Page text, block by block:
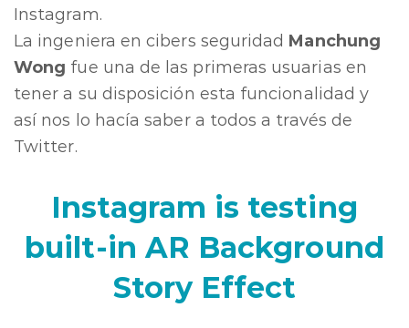
Instagram.
La ingeniera en cibers seguridad Manchung
Wong fue una de las primeras usuarias en
tener a su disposición esta funcionalidad y
así nos lo hacía saber a todos a través de
Twitter.
Instagram is testing
built-in AR Background
Story Effect